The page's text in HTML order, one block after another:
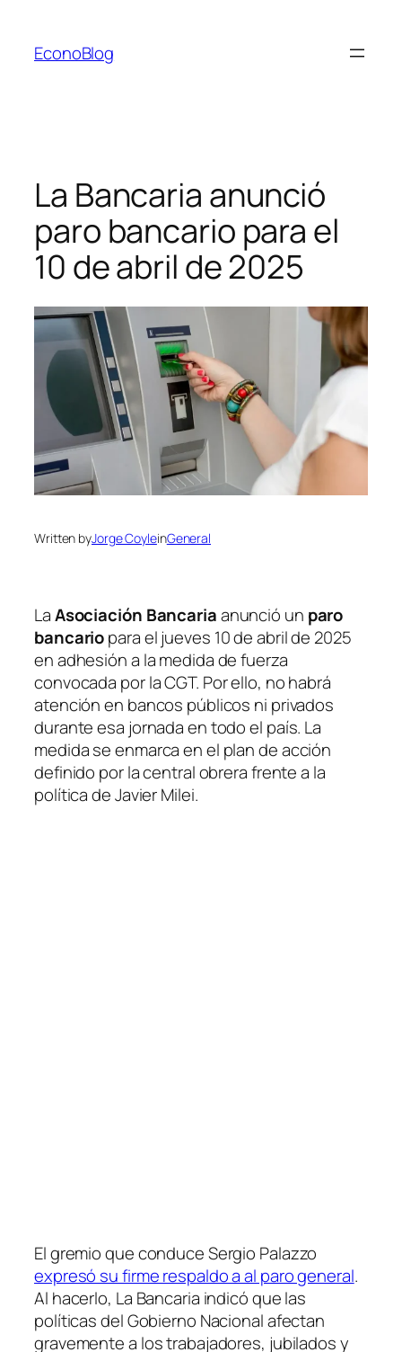
contenido
EconoBlog
La Bancaria anunció
paro bancario para el
10 de abril de 2025
Written byJorge CoyleinGeneral
LaAsociación Bancariaanunció un paro
bancariopara el jueves 10 de abril de 2025
en adhesión a la medida de fuerza
convocada por la CGT. Por ello, no habrá
atención en bancos públicos ni privados
durante esa jornada en todo el país. La
medida se enmarca en el plan de acción
definido por la central obrera frente a la
política de Javier Milei.
El gremio que conduce Sergio Palazzo
expresó su firme respaldo a al paro general.
Al hacerlo, La Bancaria indicó que las
políticas del Gobierno Nacional afectan
gravemente a los trabajadores, jubilados y